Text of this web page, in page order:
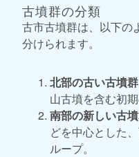
古墳群の分類
古市古墳群は、以下の
分けられます。
北部の古い古墳
山古墳を含む初期
南部の新しい古
どを中心とした
ループ。